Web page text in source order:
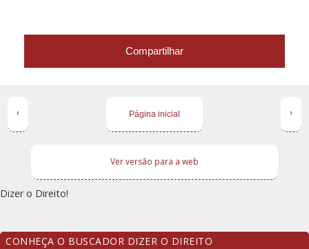
Compartilhar
‹ ›
Página inicial
Ver versão para a web
Dizer o Direito!
CONHEÇA O BUSCADOR DIZER O DIREITO